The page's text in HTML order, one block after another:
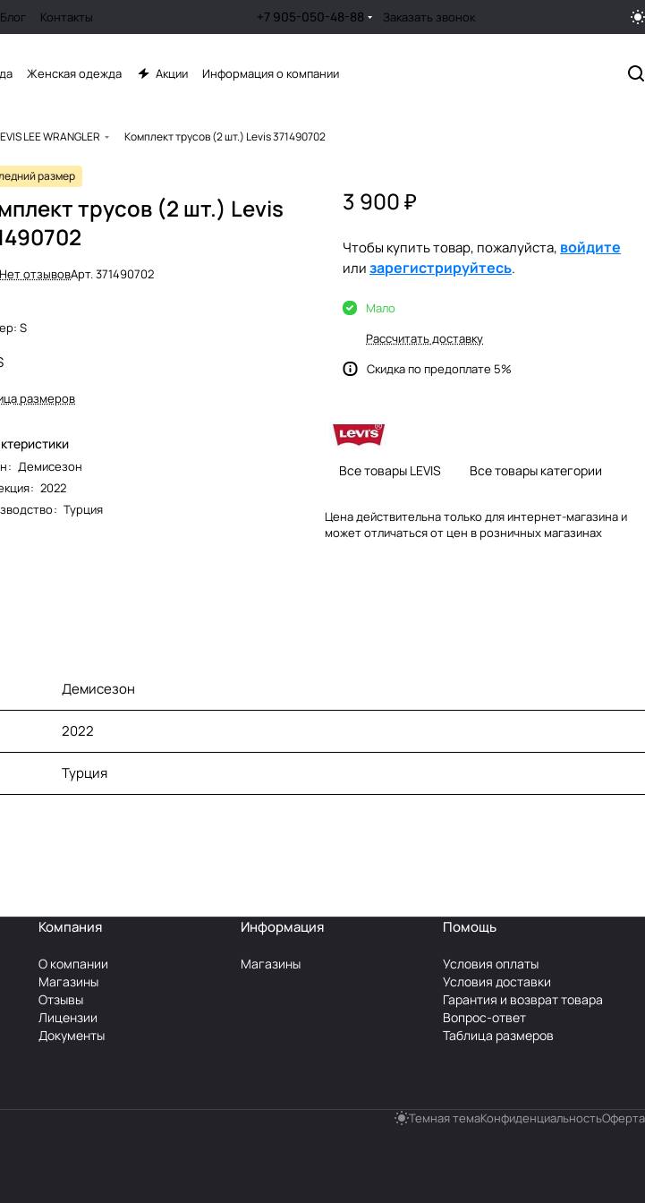
Блог Контакты +7 905-050-48-88 Заказать звонок
Женская одежда Акции Информация о компании
LEE WRANGLER Комплект трусов (2 шт.) Levis 371490702
размер
трусов (2 шт.) Levis
Нет отзывовАрт.371490702
S
размеров
: Демисезон
: 2022
: Турция
3 900 ₽
Чтобы купить товар, пожалуйста, войдите
илизарегистрируйтесь.
Мало
Рассчитать доставку
Скидка по предоплате 5%
Все товары LEVIS Все товары категории
Цена действительна только для интернет-магазина и
может отличаться от цен в розничных магазинах
Демисезон
2022
Турция
Компания
О компании
Магазины
Отзывы
Лицензии
Документы
Информация
Магазины
Помощь
Условия оплаты
Условия доставки
Гарантия и возврат товара
Вопрос-ответ
Таблица размеров
Темная темаКонфиденциальностьОферта